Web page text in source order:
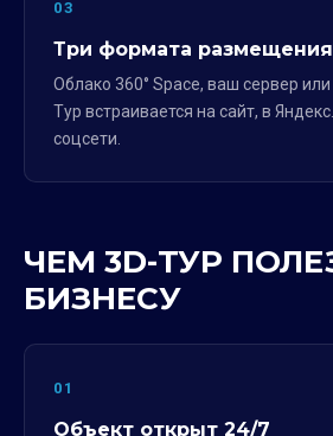
03
Три формата размещения
Облако 360° Space, ваш сервер
Тур встраивается на сайт, в
соцсети.
ЧЕМ 3D-ТУР
БИЗНЕСУ
01
Объект открыт 24/7